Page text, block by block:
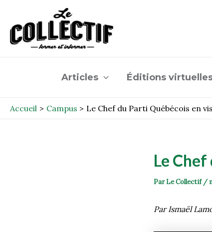
contenu
Articles Éditions
Accueil Campus Le Chef du Parti Québécois en
Le
ParLe Collectif /
Par Ismaël